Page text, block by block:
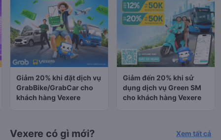
Giảm 20% khi đặt dịch vụ
GrabBike/GrabCar cho
khách hàng Vexere
Giảm đến 20% khi sử
dụng dịch vụ Green SM
cho khách hàng Vexere
Vexere có gì mới? Xem tất cả